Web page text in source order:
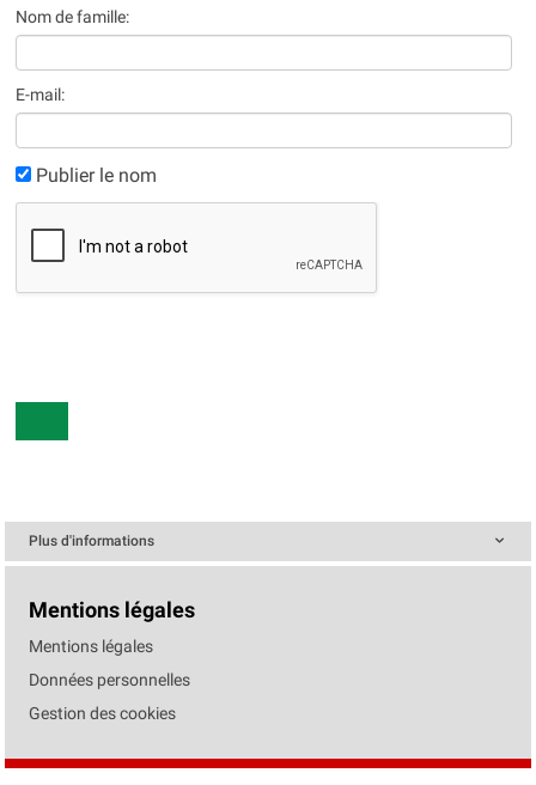
Nom de famille:
E-mail:
Publier le nom
Plus d'informations
Mentions légales
Mentions légales
Données personnelles
Gestion des cookies